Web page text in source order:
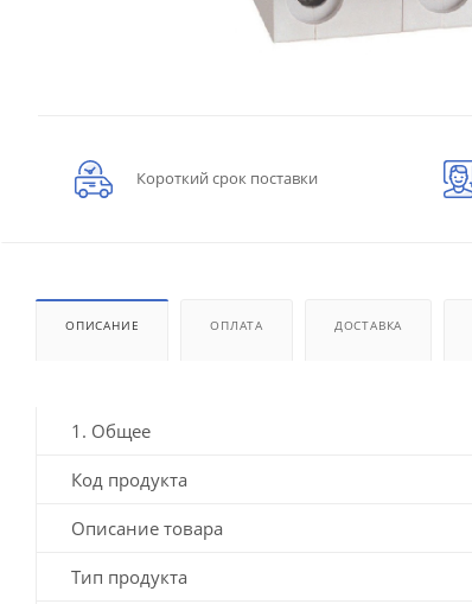
Короткий срок поставки
ОПИСАНИЕ ОПЛАТА ДОСТАВКА
1. Общее
Код продукта
Описание товара
Тип продукта